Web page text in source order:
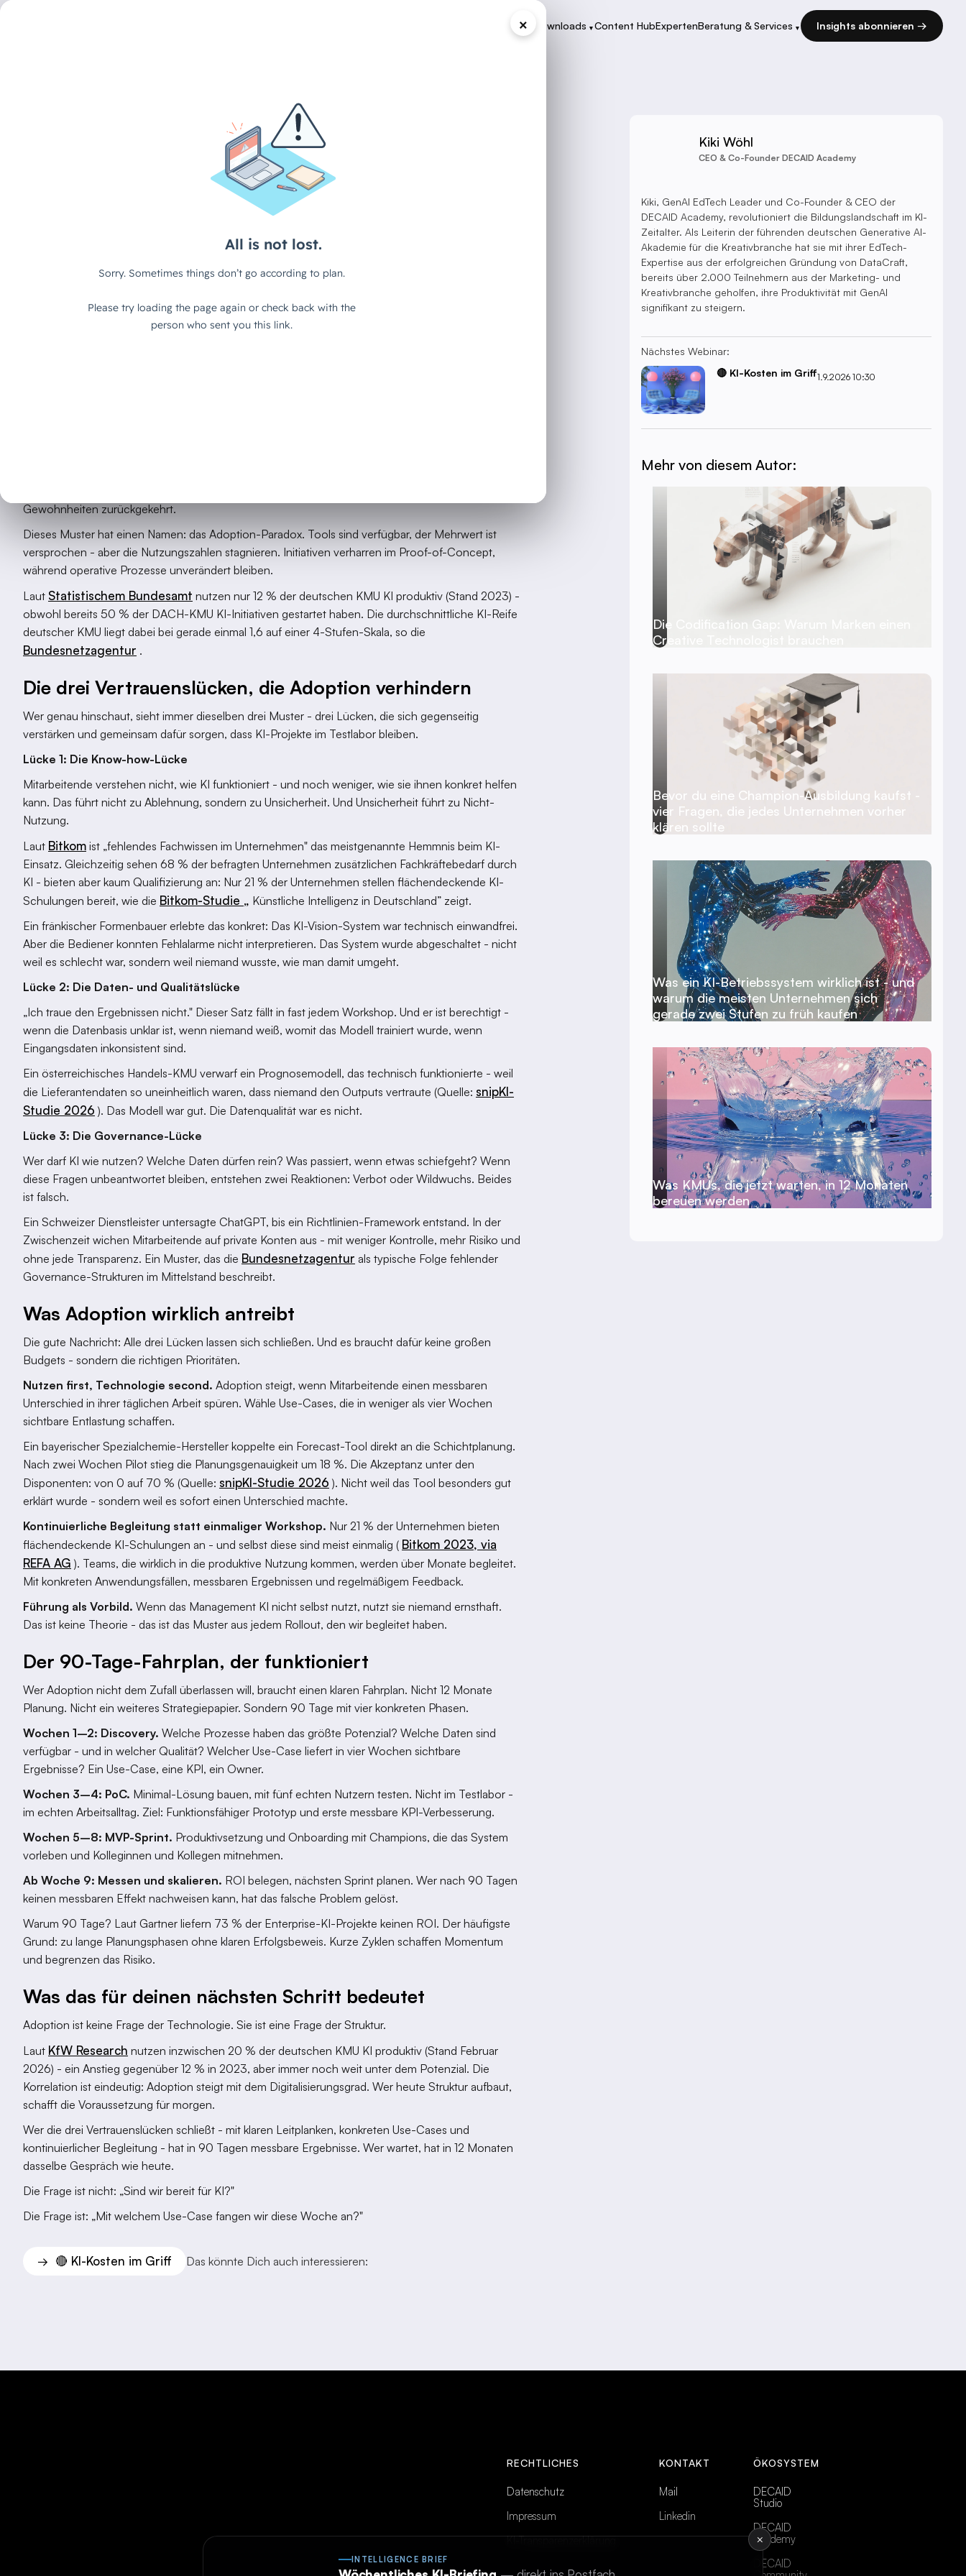
Case Studies Downloads ▾Content HubExpertenBeratung & Services ▾ Insights abonnieren →
×
×
INTELLIGENCE BRIEF
Das Adoption-Paradox: Warum 50 %
der KMU KI einführen und trotzdem
50 % der KMU in der DACH-Region haben KI-Initiativen gestartet.
Das ist kein Technologieproblem. Es ist kein Budget-Problem. Und es ist auch kein Problem, das
Gewohnheiten zurückgekehrt.
Dieses Muster hat einen Namen: das Adoption-Paradox. Tools sind verfügbar, der Mehrwert ist
versprochen - aber die Nutzungszahlen stagnieren. Initiativen verharren im Proof-of-Concept,
während operative Prozesse unverändert bleiben.
Laut Statistischem Bundesamt nutzen nur 12 % der deutschen KMU KI produktiv (Stand 2023) -
obwohl bereits 50 % der DACH-KMU KI-Initiativen gestartet haben. Die durchschnittliche KI-Reife
deutscher KMU liegt dabei bei gerade einmal 1,6 auf einer 4-Stufen-Skala, so die
Bundesnetzagentur .
Die drei Vertrauenslücken, die Adoption verhindern
Wer genau hinschaut, sieht immer dieselben drei Muster - drei Lücken, die sich gegenseitig
verstärken und gemeinsam dafür sorgen, dass KI-Projekte im Testlabor bleiben.
Lücke 1: Die Know-how-Lücke
Mitarbeitende verstehen nicht, wie KI funktioniert - und noch weniger, wie sie ihnen konkret helfen
kann. Das führt nicht zu Ablehnung, sondern zu Unsicherheit. Und Unsicherheit führt zu Nicht-
Nutzung.
Laut Bitkom ist „fehlendes Fachwissen im Unternehmen" das meistgenannte Hemmnis beim KI-
Einsatz. Gleichzeitig sehen 68 % der befragten Unternehmen zusätzlichen Fachkräftebedarf durch
KI - bieten aber kaum Qualifizierung an: Nur 21 % der Unternehmen stellen flächendeckende KI-
Schulungen bereit, wie die Bitkom-Studie „ Künstliche Intelligenz in Deutschland” zeigt.
Ein fränkischer Formenbauer erlebte das konkret: Das KI-Vision-System war technisch einwandfrei.
Aber die Bediener konnten Fehlalarme nicht interpretieren. Das System wurde abgeschaltet - nicht
weil es schlecht war, sondern weil niemand wusste, wie man damit umgeht.
Lücke 2: Die Daten- und Qualitätslücke
„Ich traue den Ergebnissen nicht." Dieser Satz fällt in fast jedem Workshop. Und er ist berechtigt -
wenn die Datenbasis unklar ist, wenn niemand weiß, womit das Modell trainiert wurde, wenn
Eingangsdaten inkonsistent sind.
Ein österreichisches Handels-KMU verwarf ein Prognosemodell, das technisch funktionierte - weil
die Lieferantendaten so uneinheitlich waren, dass niemand den Outputs vertraute (Quelle: snipKI-
Studie 2026 ). Das Modell war gut. Die Datenqualität war es nicht.
Lücke 3: Die Governance-Lücke
Wer darf KI wie nutzen? Welche Daten dürfen rein? Was passiert, wenn etwas schiefgeht? Wenn
diese Fragen unbeantwortet bleiben, entstehen zwei Reaktionen: Verbot oder Wildwuchs. Beides
ist falsch.
Ein Schweizer Dienstleister untersagte ChatGPT, bis ein Richtlinien-Framework entstand. In der
Zwischenzeit wichen Mitarbeitende auf private Konten aus - mit weniger Kontrolle, mehr Risiko und
ohne jede Transparenz. Ein Muster, das die Bundesnetzagentur als typische Folge fehlender
Governance-Strukturen im Mittelstand beschreibt.
Was Adoption wirklich antreibt
Die gute Nachricht: Alle drei Lücken lassen sich schließen. Und es braucht dafür keine großen
Budgets - sondern die richtigen Prioritäten.
Nutzen first, Technologie second. Adoption steigt, wenn Mitarbeitende einen messbaren
Unterschied in ihrer täglichen Arbeit spüren. Wähle Use-Cases, die in weniger als vier Wochen
sichtbare Entlastung schaffen.
Ein bayerischer Spezialchemie-Hersteller koppelte ein Forecast-Tool direkt an die Schichtplanung.
Nach zwei Wochen Pilot stieg die Planungsgenauigkeit um 18 %. Die Akzeptanz unter den
Disponenten: von 0 auf 70 % (Quelle: snipKI-Studie 2026 ). Nicht weil das Tool besonders gut
erklärt wurde - sondern weil es sofort einen Unterschied machte.
Kontinuierliche Begleitung statt einmaliger Workshop. Nur 21 % der Unternehmen bieten
flächendeckende KI-Schulungen an - und selbst diese sind meist einmalig ( Bitkom 2023, via
REFA AG ). Teams, die wirklich in die produktive Nutzung kommen, werden über Monate begleitet.
Mit konkreten Anwendungsfällen, messbaren Ergebnissen und regelmäßigem Feedback.
Führung als Vorbild. Wenn das Management KI nicht selbst nutzt, nutzt sie niemand ernsthaft.
Das ist keine Theorie - das ist das Muster aus jedem Rollout, den wir begleitet haben.
Der 90-Tage-Fahrplan, der funktioniert
Wer Adoption nicht dem Zufall überlassen will, braucht einen klaren Fahrplan. Nicht 12 Monate
Planung. Nicht ein weiteres Strategiepapier. Sondern 90 Tage mit vier konkreten Phasen.
Wochen 1–2: Discovery. Welche Prozesse haben das größte Potenzial? Welche Daten sind
verfügbar - und in welcher Qualität? Welcher Use-Case liefert in vier Wochen sichtbare
Ergebnisse? Ein Use-Case, eine KPI, ein Owner.
Wochen 3–4: PoC. Minimal-Lösung bauen, mit fünf echten Nutzern testen. Nicht im Testlabor -
im echten Arbeitsalltag. Ziel: Funktionsfähiger Prototyp und erste messbare KPI-Verbesserung.
Wochen 5–8: MVP-Sprint. Produktivsetzung und Onboarding mit Champions, die das System
vorleben und Kolleginnen und Kollegen mitnehmen.
Ab Woche 9: Messen und skalieren. ROI belegen, nächsten Sprint planen. Wer nach 90 Tagen
keinen messbaren Effekt nachweisen kann, hat das falsche Problem gelöst.
Warum 90 Tage? Laut Gartner liefern 73 % der Enterprise-KI-Projekte keinen ROI. Der häufigste
Grund: zu lange Planungsphasen ohne klaren Erfolgsbeweis. Kurze Zyklen schaffen Momentum
und begrenzen das Risiko.
Was das für deinen nächsten Schritt bedeutet
Adoption ist keine Frage der Technologie. Sie ist eine Frage der Struktur.
Laut KfW Research nutzen inzwischen 20 % der deutschen KMU KI produktiv (Stand Februar
2026) - ein Anstieg gegenüber 12 % in 2023, aber immer noch weit unter dem Potenzial. Die
Korrelation ist eindeutig: Adoption steigt mit dem Digitalisierungsgrad. Wer heute Struktur aufbaut,
schafft die Voraussetzung für morgen.
Wer die drei Vertrauenslücken schließt - mit klaren Leitplanken, konkreten Use-Cases und
kontinuierlicher Begleitung - hat in 90 Tagen messbare Ergebnisse. Wer wartet, hat in 12 Monaten
dasselbe Gespräch wie heute.
Die Frage ist nicht: „Sind wir bereit für KI?"
Die Frage ist: „Mit welchem Use-Case fangen wir diese Woche an?"
→ 🔴 KI-Kosten im Griff Das könnte Dich auch interessieren:
Kiki Wöhl
CEO & Co-Founder DECAID Academy
Kiki, GenAI EdTech Leader und Co-Founder & CEO der
DECAID Academy, revolutioniert die Bildungslandschaft im KI-
Zeitalter. Als Leiterin der führenden deutschen Generative AI-
Akademie für die Kreativbranche hat sie mit ihrer EdTech-
Expertise aus der erfolgreichen Gründung von DataCraft,
bereits über 2.000 Teilnehmern aus der Marketing- und
Kreativbranche geholfen, ihre Produktivität mit GenAI
signifikant zu steigern.
Nächstes Webinar:
🔴 KI-Kosten im Griff1.9.2026 10:30
Mehr von diesem Autor:
Die Codification Gap: Warum Marken einen
Creative Technologist brauchen
Bevor du eine Champion-Ausbildung kaufst -
vier Fragen, die jedes Unternehmen vorher
klären sollte
Was ein KI-Betriebssystem wirklich ist - und
warum die meisten Unternehmen sich
gerade zwei Stufen zu früh kaufen
Was KMUs, die jetzt warten, in 12 Monaten
bereuen werden
RECHTLICHES
Datenschutz
Impressum
KI-Transparenzerklärung
KONTAKT
Mail
Linkedin
ÖKOSYSTEM
DECAID
Studio
DECAID
Academy
DECAID